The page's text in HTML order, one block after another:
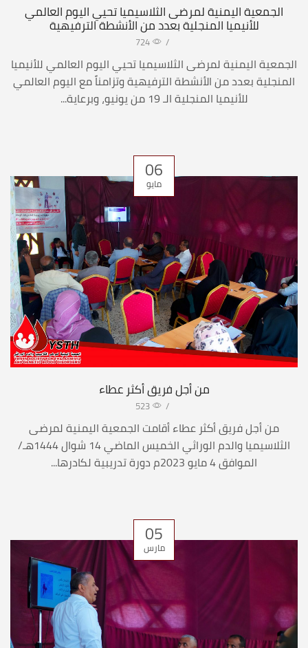
الجمعية اليمنية لمرضى الثلاسيميا تحيي اليوم العالمي
للأنيميا المنجلية بعدد من الأنشطة الترفيهية
/
724
الجمعية اليمنية لمرضى الثلاسيميا تحيي اليوم العالمي للأنيميا
المنجلية بعدد من الأنشطة الترفيهية وتزامناً مع اليوم العالمي
للأنيميا المنجلية الـ 19 من يونيو، وبرعاية...
06
مايو
من أجل فريق أكثر عطاء
/
523
من أجل فريق أكثر عطاء أقامت الجمعية اليمنية لمرضى
الثلاسيميا والدم الوراثي الخميس الماضي 14 شوال 1444هـ/
الموافق 4 مايو 2023م دورة تدريبية لكادرها...
05
مارس